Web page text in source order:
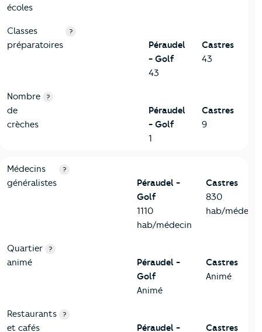
écoles
Classes
préparatoires
?
Péraudel
- Golf
43
Castres
43
Nombre
de
crèches
?
Péraudel
- Golf
1
Castres
9
5-Commerces
Critères Péraudel - Golf
Médecins
généralistes
?
Péraudel -
Golf
1110
hab/médecin
Castres
830
hab/médecin
Quartier
animé
?
Péraudel -
Golf
Animé
Castres
Animé
Restaurants
et cafés
?
Péraudel -
Castres